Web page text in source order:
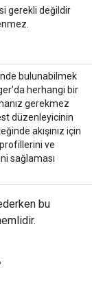
gerekli değildir
bulunabilmek
herhangi bir
gerekmez
düzenleyicinin
akışınız için
ve
sağlaması
bu